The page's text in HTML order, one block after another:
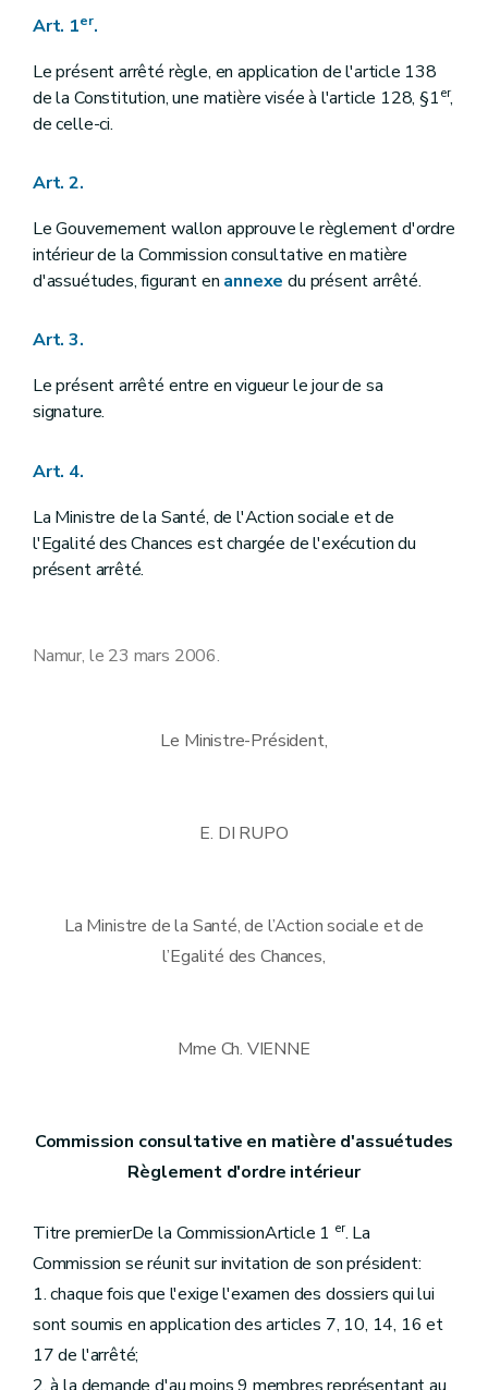
Art. 1er.
Le présent arrêté règle, en application de l'article 138
de la Constitution, une matière visée à l'article 128, §1er,
de celle-ci.
Art. 2.
Le Gouvernement wallon approuve le règlement d'ordre
intérieur de la Commission consultative en matière
d'assuétudes, figurant en annexe du présent arrêté.
Art. 3.
Le présent arrêté entre en vigueur le jour de sa
signature.
Art. 4.
La Ministre de la Santé, de l'Action sociale et de
l'Egalité des Chances est chargée de l'exécution du
présent arrêté.
Namur, le 23 mars 2006.
Le Ministre-Président,
E. DI RUPO
La Ministre de la Santé, de l’Action sociale et de
l’Egalité des Chances,
Mme Ch. VIENNE
Commission consultative en matière d'assuétudes
Règlement d'ordre intérieur
Titre premierDe la CommissionArticle 1 er. La
Commission se réunit sur invitation de son président:
1. chaque fois que l'exige l'examen des dossiers qui lui
sont soumis en application des articles 7, 10, 14, 16 et
17 de l'arrêté;